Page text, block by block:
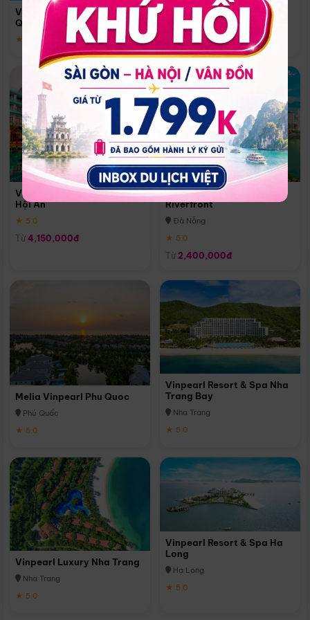
Vinpearl Resort & Spa Phu
Quoc
★ 5.0
Quoc
Phú Quốc
★ 5.0
Vinpearl Resort & Golf Nam
Hội An
★ 5.0
Từ 4,150,000đ
Melia Vinpearl Danang
Riverfront
Đà Nẵng
★ 5.0
Từ 2,400,000đ
Melia Vinpearl Phu Quoc
Phú Quốc
★ 5.0
Vinpearl Resort & Spa Nha
Trang Bay
Nha Trang
★ 5.0
Vinpearl Luxury Nha Trang
Nha Trang
★ 5.0
Vinpearl Resort & Spa Ha
Long
Hạ Long
★ 5.0